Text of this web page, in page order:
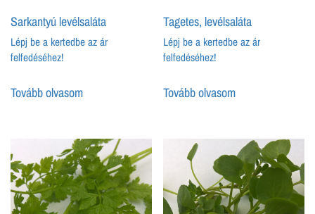
Sarkantyú levélsaláta
Lépj be a kertedbe az ár
felfedéséhez!
Tovább olvasom
Tagetes, levélsaláta
Lépj be a kertedbe az ár
felfedéséhez!
Tovább olvasom